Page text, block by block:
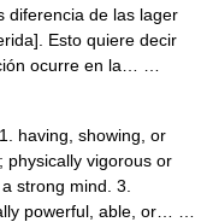
diferencia de las lager
Esto quiere decir
ocurre en la… …
having, showing, or
physically vigorous or
strong mind. 3.
powerful, able, or… …